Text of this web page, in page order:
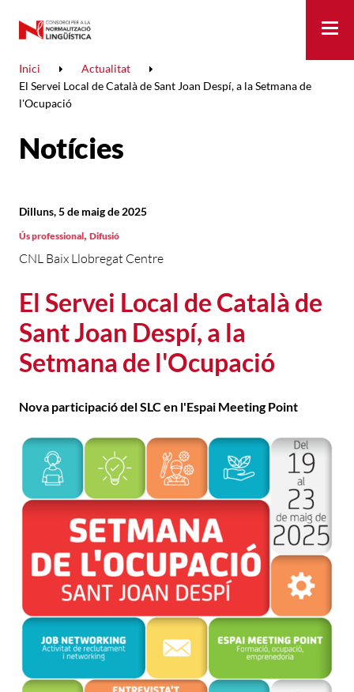
Inici
Actualitat
El Servei Local de Català de Sant Joan Despí, a la Setmana de
l'Ocupació
Notícies
El Servei Local de Català de
Sant Joan Despí, a la
Setmana de l'Ocupació
CNL Baix Llobregat Centre
Dilluns, 5 de maig de 2025
Ús professional, Difusió
Nova participació del SLC en l'Espai Meeting Point